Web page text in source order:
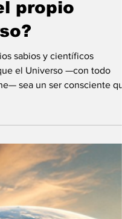
y Vladimir Gessen
de lectura
Creador
propio
sea un ser consciente